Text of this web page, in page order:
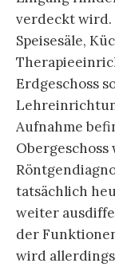
verdeckt wird.
Speisesäle,
Erdgeschoss
Aufnahme
tatsächlich
weiter
der
wird